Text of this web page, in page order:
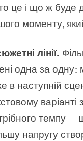
це і що ж буде
моменту,
лінії.
одна за одну:
в наступній
варіанті
темпу
напругу